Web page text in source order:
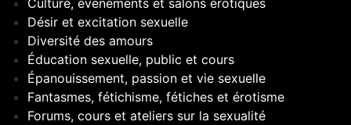
Désir et excitation sexuelle
Diversité des amours
Éducation sexuelle, public et cours
Épanouissement, passion et vie sexuelle
Fantasmes, fétichisme, fétiches et érotisme
Forums, cours et ateliers sur la sexualité